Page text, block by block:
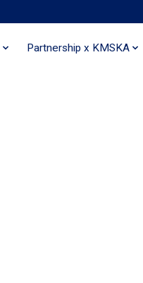
Partnership x KMSKA